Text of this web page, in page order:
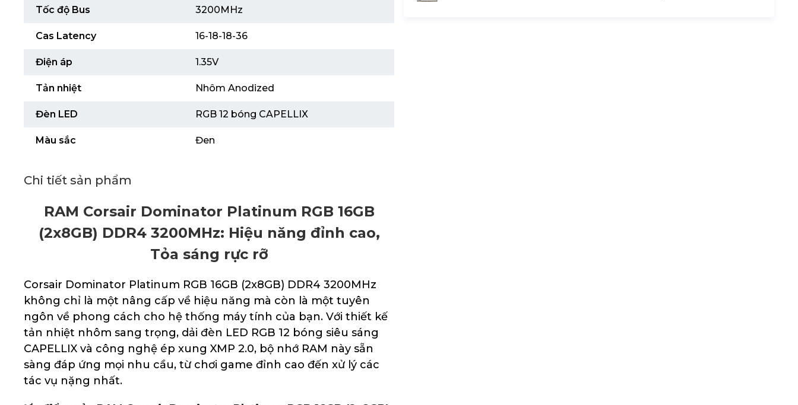
Tốc độ Bus 3200MHz
Cas Latency 16-18-18-36
Điện áp 1.35V
Tản nhiệt Nhôm Anodized
Đèn LED RGB 12 bóng CAPELLIX
Màu sắc Đen
Chi tiết sản phẩm
RAM Corsair Dominator Platinum RGB 16GB
(2x8GB) DDR4 3200MHz: Hiệu năng đỉnh cao,
Tỏa sáng rực rỡ
Corsair Dominator Platinum RGB 16GB (2x8GB) DDR4 3200MHz
không chỉ là một nâng cấp về hiệu năng mà còn là một tuyên
ngôn về phong cách cho hệ thống máy tính của bạn. Với thiết kế
tản nhiệt nhôm sang trọng, dải đèn LED RGB 12 bóng siêu sáng
CAPELLIX và công nghệ ép xung XMP 2.0, bộ nhớ RAM này sẵn
sàng đáp ứng mọi nhu cầu, từ chơi game đỉnh cao đến xử lý các
tác vụ nặng nhất.